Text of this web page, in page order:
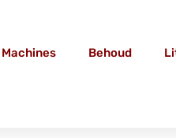
Machines Behoud